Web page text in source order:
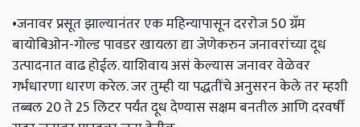
•जनावर प्रसूत झाल्यानंतर एक महिन्यापासून दररोज 50 ग्रॅम
बायोबिओन-गोल्ड पावडर खायला द्या जेणेकरुन जनावरांच्या दूध
उत्पादनात वाढ होईल. याशिवाय असं केल्यास जनावर वेळेवर
गर्भधारणा धारण करेल. जर तुम्ही या पद्धतींचे अनुसरन केले तर म्हशी
तब्बल 20 ते 25 लिटर पर्यंत दूध देण्यास सक्षम बनतील आणि दरवर्षी